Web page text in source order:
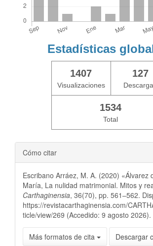
Estadísticas
1407
Visualizaciones
127
1534
Total
Cómo citar
Escribano Arráez, M. A. (2020) «Álvarez
María, La nulidad matrimonial. Mitos y
Carthaginensia, 36(70), pp. 561–562.
https://revistacarthaginensia.com/
ticle/view/269 (Accedido: 9 agosto 2026).
Más formatos de cita Descargar